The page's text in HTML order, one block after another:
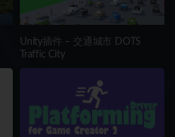
Unity插件 – 交通城市 DOTS
Traffic City